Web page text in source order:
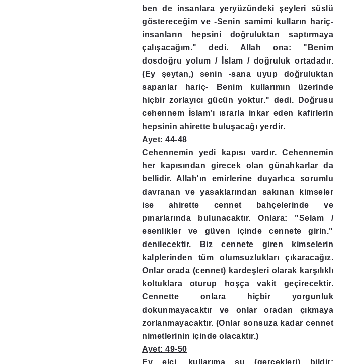
ben de insanlara yeryüzündeki şeyleri süslü
göstereceğim ve -Senin samimi kulların hariç-
insanların hepsini doğruluktan saptırmaya
çalışacağım." dedi. Allah ona: "Benim
dosdoğru yolum / İslam / doğruluk ortadadır.
(Ey şeytan,) senin -sana uyup doğruluktan
sapanlar hariç- Benim kullarımın üzerinde
hiçbir zorlayıcı gücün yoktur." dedi. Doğrusu
cehennem İslam'ı ısrarla inkar eden kafirlerin
hepsinin ahirette buluşacağı yerdir.
Ayet: 44-48
Cehennemin yedi kapısı vardır. Cehennemin
her kapısından girecek olan günahkarlar da
bellidir. Allah'ın emirlerine duyarlıca sorumlu
davranan ve yasaklarından sakınan kimseler
ise ahirette cennet bahçelerinde ve
pınarlarında bulunacaktır. Onlara: "Selam /
esenlikler ve güven içinde cennete girin."
denilecektir. Biz cennete giren kimselerin
kalplerinden tüm olumsuzlukları çıkaracağız.
Onlar orada (cennet) kardeşleri olarak karşılıklı
koltuklara oturup hoşça vakit geçirecektir.
Cennette onlara hiçbir yorgunluk
dokunmayacaktır ve onlar oradan çıkmaya
zorlanmayacaktır. (Onlar sonsuza kadar cennet
nimetlerinin içinde olacaktır.)
Ayet: 49-50
Ey elçi, kullarıma şu (gerçekleri) bildir: